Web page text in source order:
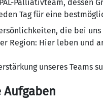
Palliativteam, dessen
Tag für eine
die bei
Region: Hier leben und
unseres Teams
Aufgaben